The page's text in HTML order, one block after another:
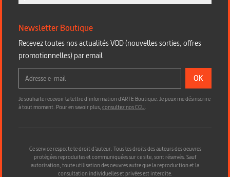
Newsletter Boutique
Recevez toutes nos actualités VOD (nouvelles sorties, offres
promotionnelles) par email
OK
Je souhaite recevoir la lettre d’information d'ARTE Boutique. Je peux me désinscrire
à tout moment. Pour en savoir plus,consultez nos CGU.
Ce service respecte le droit d’auteur. Tous les droits des auteurs des oeuvres
protégées reproduites et communiquées sur ce site, sont réservés. Sauf
autorisation, toute utilisation des oeuvres autre que la reproduction et la
consultation individuelles et privées est interdite.